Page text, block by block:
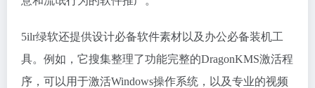
5ilr绿软还提供设计必备软件素材以及办公必备装机工
具。例如，它搜集整理了功能完整的DragonKMS激活程
序，可以用于激活Windows操作系统，以及专业的视频